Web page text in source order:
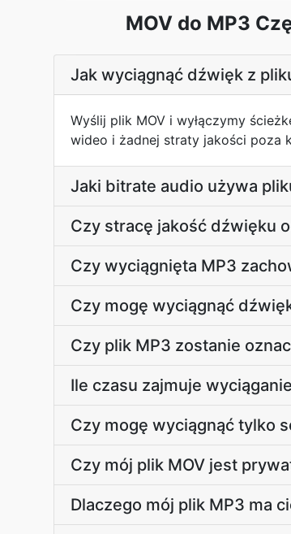
MOV do MP3
Jak wyciągnąć dźwięk z
Wyślij plik MOV i wyłączymy
wideo i żadnej straty jakości poza
Jaki bitrate audio używa
Czy stracę jakość dźwięku
Czy wyciągnięta MP3
Czy mogę wyciągnąć
Czy plik MP3 zostanie
Ile czasu zajmuje
Czy mogę wyciągnąć tylko
Czy mój plik MOV jest
Dlaczego mój plik MP3 ma